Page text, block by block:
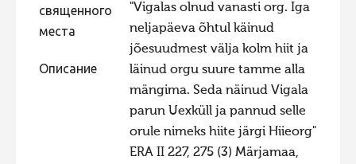
Фотоконкурс 2019
Фотоконкурс 2016
священного
места
Описание
"Vigalas olnud vanasti org. Iga
neljapäeva õhtul käinud
jõesuudmest välja kolm hiit ja
läinud orgu suure tamme alla
mängima. Seda näinud Vigala
parun Uexküll ja pannud selle
orule nimeks hiite järgi Hiieorg"
ERA II 227, 275 (3) Märjamaa,